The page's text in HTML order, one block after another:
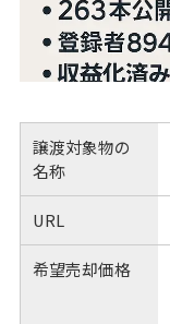
譲渡対象物の
名称
URL
希望売却価格